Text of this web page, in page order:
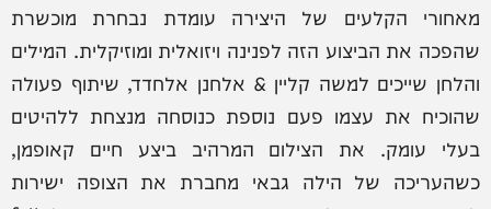
מאחורי הקלעים של היצירה עומדת נבחרת מוכשרת
שהפכה את הביצוע הזה לפנינה ויזואלית ומוזיקלית. המילים
והלחן שייכים למשה קליין & אלחנן אלחדד, שיתוף פעולה
שהוכיח את עצמו פעם נוספת כנוסחה מנצחת ללהיטים
בעלי עומק. את הצילום המרהיב ביצע חיים קאופמן,
כשהעריכה של הילה גבאי מחברת את הצופה ישירות